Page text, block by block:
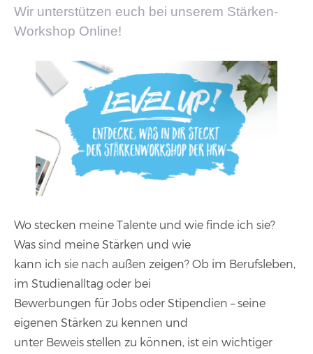
Wir unterstützen euch bei unserem Stärken-
Workshop Online!
Wo stecken meine Talente und wie finde ich sie?
Was sind meine Stärken und wie
kann ich sie nach außen zeigen? Ob im Berufsleben,
im Studienalltag oder bei
Bewerbungen für Jobs oder Stipendien – seine
eigenen Stärken zu kennen und
unter Beweis stellen zu können, ist ein wichtiger